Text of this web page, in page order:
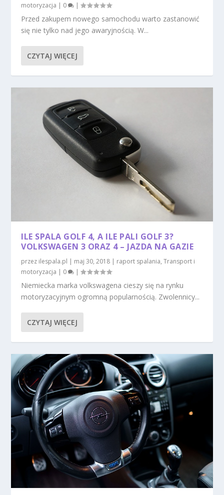
motoryzacja | 0 |
Przed zakupem nowego samochodu warto zastanowić
się nie tylko nad jego awaryjnością. W...
CZYTAJ WIĘCEJ
ILE SPALA GOLF 4, A ILE PALI GOLF 3?
VOLKSWAGEN 3 ORAZ 4 – JAZDA NA GAZIE
przez ilespala.pl | maj 30, 2018 | raport spalania,Transport i
motoryzacja | 0 |
Niemiecka marka volkswagena cieszy się na rynku
motoryzacyjnym ogromną popularnością. Zwolennicy...
CZYTAJ WIĘCEJ